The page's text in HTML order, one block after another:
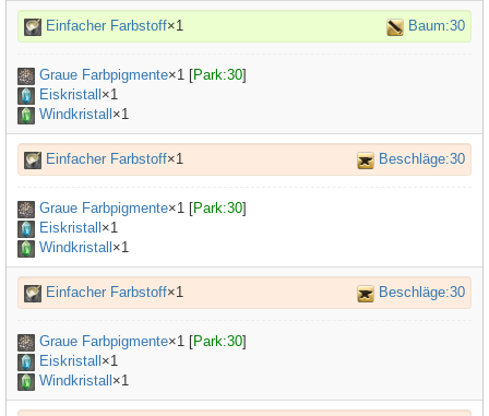
Einfacher Farbstoff×1 Baum:30
Graue Farbpigmente×1 [Park:30]
Eiskristall ×1
Windkristall ×1
Einfacher Farbstoff×1 Beschläge:30
Graue Farbpigmente×1 [Park:30]
Eiskristall ×1
Windkristall ×1
Einfacher Farbstoff×1 Beschläge:30
Graue Farbpigmente×1 [Park:30]
Eiskristall ×1
Windkristall ×1